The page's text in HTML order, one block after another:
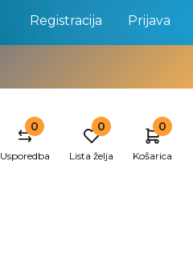
Registracija Prijava
0
Usporedba
0
Lista želja
0
Košarica